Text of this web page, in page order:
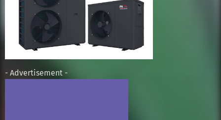
- Advertisement -